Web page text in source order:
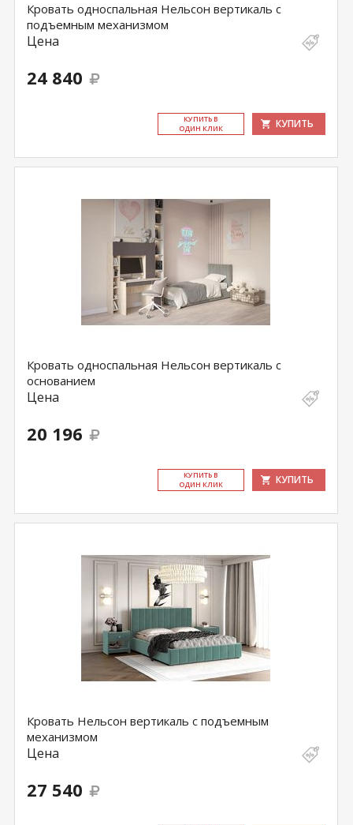
Кровать односпальная Нельсон вертикаль с
подъемным механизмом
Цена
24 840
КУ­ПИТЬ В
ОДИН КЛИК
КУПИТЬ
Кровать односпальная Нельсон вертикаль с
основанием
Цена
20 196
КУ­ПИТЬ В
ОДИН КЛИК
КУПИТЬ
Кровать Нельсон вертикаль с подъемным
механизмом
Цена
27 540